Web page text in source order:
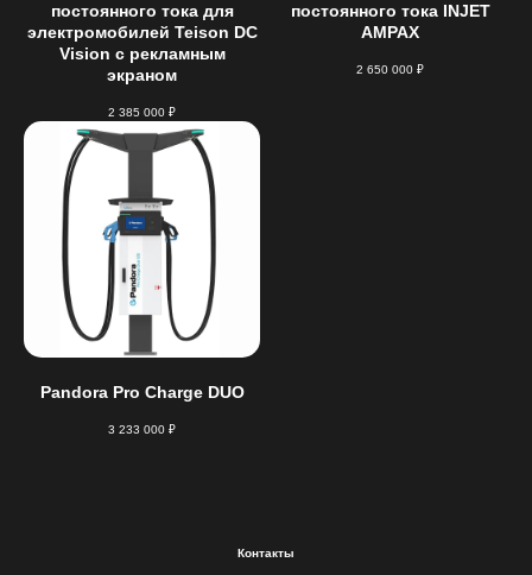
постоянного тока для
электромобилей Teison DC
Vision с рекламным
экраном
2 385 000 ₽
постоянного тока INJET
AMPAX
2 650 000 ₽
Pandora Pro Charge DUO
3 233 000 ₽
Контакты